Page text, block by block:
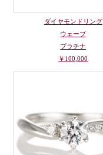
ダイヤモンドリング
ウェーブ
プラチナ
￥100,000